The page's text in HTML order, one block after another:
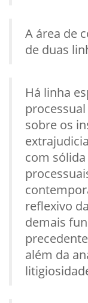
A área de
de duas
Há linha
sobre os
com
reflexivo
demais
além da